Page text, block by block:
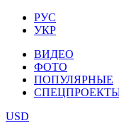
РУС
УКР
ВИДЕО
ФОТО
ПОПУЛЯРНЫЕ
USD